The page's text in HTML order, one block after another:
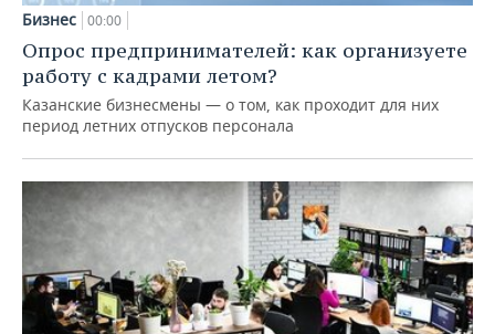
Бизнес 00:00
Опрос предпринимателей: как организуете
работу с кадрами летом?
Казанские бизнесмены — о том, как проходит для них
период летних отпусков персонала